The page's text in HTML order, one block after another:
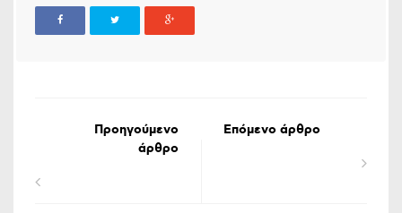
Προηγούμενο
άρθρο
Επόμενο άρθρο